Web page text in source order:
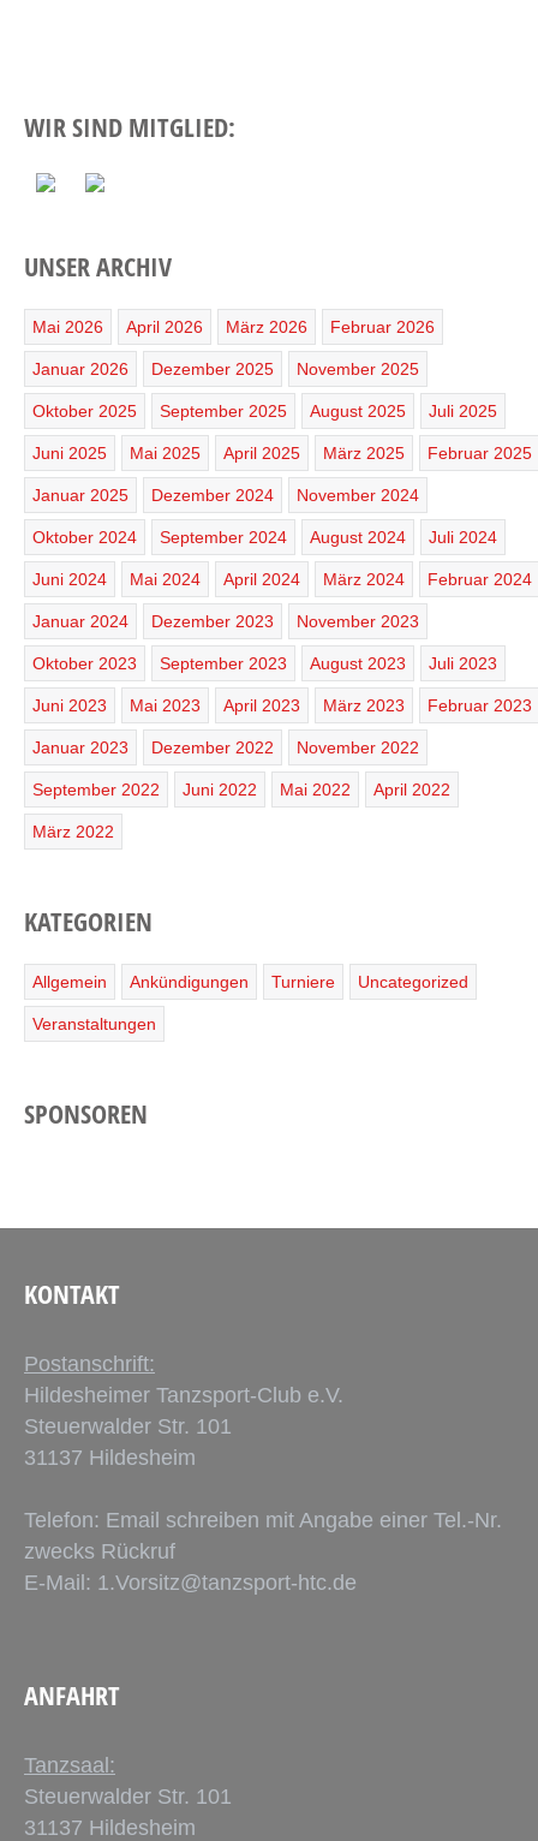
WIR SIND MITGLIED:
UNSER ARCHIV
Mai 2026 April 2026 März 2026 Februar 2026
Januar 2026 Dezember 2025 November 2025
Oktober 2025 September 2025 August 2025 Juli 2025
Juni 2025 Mai 2025 April 2025 März 2025 Februar 2025
Januar 2025 Dezember 2024 November 2024
Oktober 2024 September 2024 August 2024 Juli 2024
Juni 2024 Mai 2024 April 2024 März 2024 Februar 2024
Januar 2024 Dezember 2023 November 2023
Oktober 2023 September 2023 August 2023 Juli 2023
Juni 2023 Mai 2023 April 2023 März 2023 Februar 2023
Januar 2023 Dezember 2022 November 2022
September 2022 Juni 2022 Mai 2022 April 2022
März 2022
KATEGORIEN
Allgemein Ankündigungen Turniere Uncategorized
Veranstaltungen
SPONSOREN
KONTAKT
Postanschrift:
Hildesheimer Tanzsport-Club e.V.
Steuerwalder Str. 101
31137 Hildesheim
Telefon: Email schreiben mit Angabe einer Tel.-Nr.
zwecks Rückruf
E-Mail: 1.Vorsitz@tanzsport-htc.de
ANFAHRT
Tanzsaal:
Steuerwalder Str. 101
31137 Hildesheim